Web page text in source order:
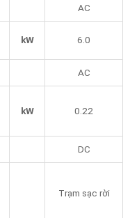
AC
kW 6.0
AC
kW 0.22
DC
Trạm sạc rời